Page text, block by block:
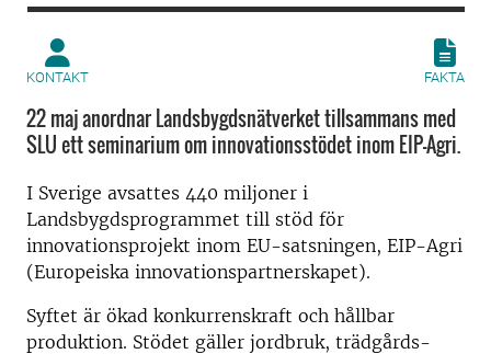
KONTAKT FAKTA
22 maj anordnar Landsbygdsnätverket tillsammans med
SLU ett seminarium om innovationsstödet inom EIP-Agri.
I Sverige avsattes 440 miljoner i
Landsbygdsprogrammet till stöd för
innovationsprojekt inom EU-satsningen, EIP-Agri
(Europeiska innovationspartnerskapet).
Syftet är ökad konkurrenskraft och hållbar
produktion. Stödet gäller jordbruk, trädgårds-